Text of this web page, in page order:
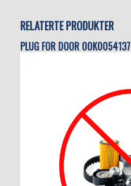
RELATERTE PRODUKTER
PLUG FOR DOOR 00K0054137